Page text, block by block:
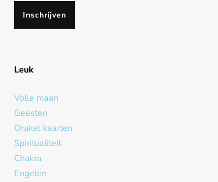
Leuk
Volle maan
Geesten
Orakel kaarten
Spiritualiteit
Chakra
Engelen